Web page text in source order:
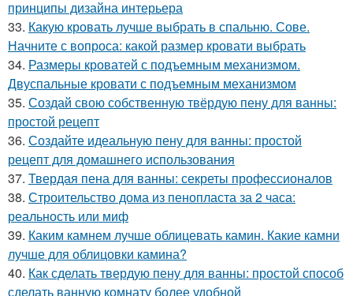
принципы дизайна интерьера
33. Какую кровать лучше выбрать в спальню. Сове.
Начните с вопроса: какой размер кровати выбрать
34. Размеры кроватей с подъемным механизмом.
Двуспальные кровати с подъемным механизмом
35. Создай свою собственную твёрдую пену для ванны:
простой рецепт
36. Создайте идеальную пену для ванны: простой
рецепт для домашнего использования
37. Твердая пена для ванны: секреты профессионалов
38. Строительство дома из пенопласта за 2 часа:
реальность или миф
39. Каким камнем лучше облицевать камин. Какие камни
лучше для облицовки камина?
40. Как сделать твердую пену для ванны: простой способ
сделать ванную комнату более удобной